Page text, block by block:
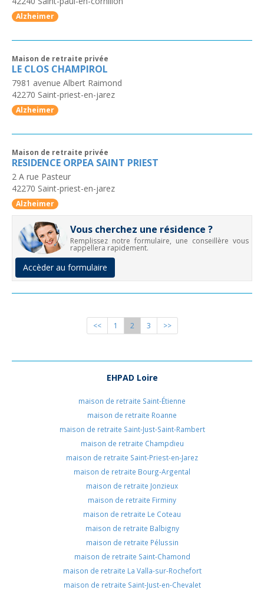
Alzheimer
Maison de retraite privée
LE CLOS CHAMPIROL
7981 avenue Albert Raimond
42270 Saint-priest-en-jarez
Alzheimer
Maison de retraite privée
RESIDENCE ORPEA SAINT PRIEST
2 A rue Pasteur
42270 Saint-priest-en-jarez
Alzheimer
Vous cherchez une résidence ?
Remplissez notre formulaire, une conseillère vous
rappellera rapidement.
Accèder au formulaire
<< 1 2 3 >>
EHPAD Loire
maison de retraite Saint-Étienne
maison de retraite Roanne
maison de retraite Saint-Just-Saint-Rambert
maison de retraite Champdieu
maison de retraite Saint-Priest-en-Jarez
maison de retraite Bourg-Argental
maison de retraite Jonzieux
maison de retraite Firminy
maison de retraite Le Coteau
maison de retraite Balbigny
maison de retraite Pélussin
maison de retraite Saint-Chamond
maison de retraite La Valla-sur-Rochefort
maison de retraite Saint-Just-en-Chevalet